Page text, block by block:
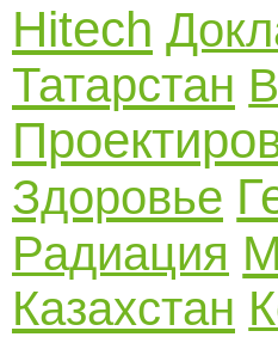
Hitech
Татарстан
Здоровье
Радиация
Казахстан